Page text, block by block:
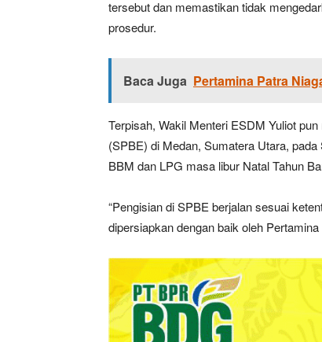
tersebut dan memastikan tidak
prosedur.
Baca Juga Pertamina Patra
Terpisah, Wakil Menteri ESDM Yuliot
(SPBE) di Medan, Sumatera Utara,
BBM dan LPG masa libur Natal Tahun
“Pengisian di SPBE berjalan sesuai
dipersiapkan dengan baik oleh